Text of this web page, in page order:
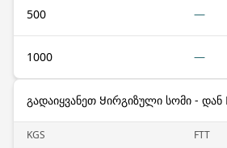
500 —
1000 —
გადაიყვანეთ Ყირგიზული სომი - დან
KGS FTT